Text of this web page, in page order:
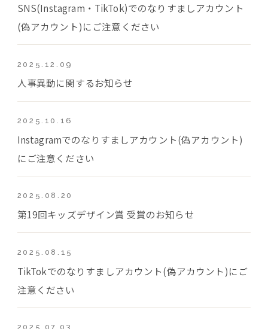
SNS(Instagram・TikTok)でのなりすましアカウント
(偽アカウント)にご注意ください
2025.12.09
人事異動に関するお知らせ
2025.10.16
Instagramでのなりすましアカウント(偽アカウント)
にご注意ください
2025.08.20
第19回キッズデザイン賞 受賞のお知らせ
2025.08.15
TikTokでのなりすましアカウント(偽アカウント)にご
注意ください
2025.07.03